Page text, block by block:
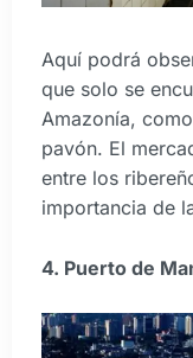
Aquí podrá
que solo se
Amazonía,
pavón. El
entre los
importancia de
4. Puerto de